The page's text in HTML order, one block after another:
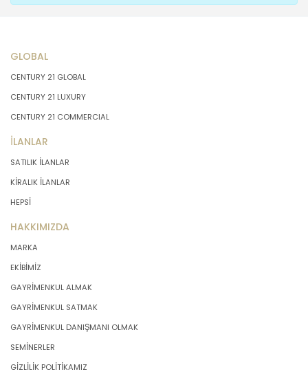
GLOBAL
CENTURY 21 GLOBAL
CENTURY 21 LUXURY
CENTURY 21 COMMERCIAL
İLANLAR
SATILIK İLANLAR
KİRALIK İLANLAR
HEPSİ
HAKKIMIZDA
MARKA
EKİBİMİZ
GAYRİMENKUL ALMAK
GAYRİMENKUL SATMAK
GAYRİMENKUL DANIŞMANI OLMAK
SEMİNERLER
GİZLİLİK POLİTİKAMIZ